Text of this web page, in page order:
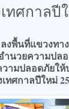
ทศกาลปี
งพื้นที่แขวงท
นวยความปล
วามปลอดภัยใ
ทศกาลปีใหม่